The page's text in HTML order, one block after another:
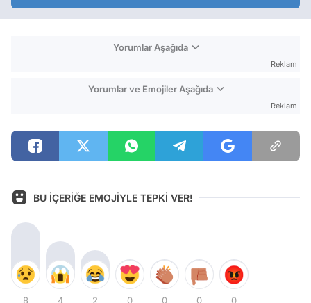
Yorumlar Aşağıda
Reklam
Yorumlar ve Emojiler Aşağıda
Reklam
BU İÇERİĞE EMOJİYLE TEPKİ VER!
8 4 2 0 0 0 0